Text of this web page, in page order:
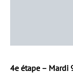
4e étape – Mardi